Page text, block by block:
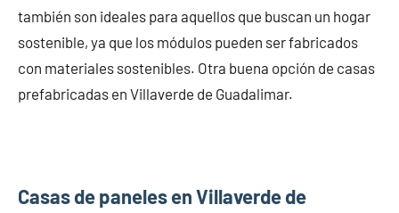
también son ideales para aquellos que buscan un hogar
sostenible, ya que los módulos pueden ser fabricados
con materiales sostenibles. Otra buena opción de casas
prefabricadas en Villaverde de Guadalimar.
Casas de paneles en Villaverde de